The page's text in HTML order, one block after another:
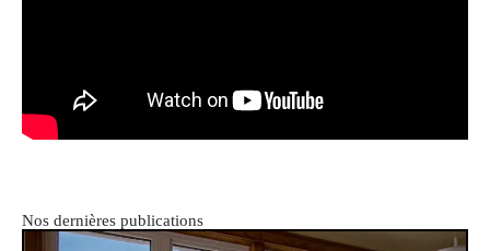
Nos dernières publications